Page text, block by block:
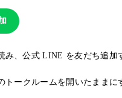
み、公式 LINE を友だち追加
トークルームを開いたままに